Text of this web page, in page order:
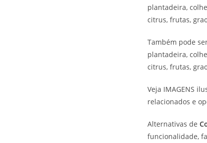
plantadeira,
citrus, frutas,
Também pode
plantadeira,
citrus, frutas,
Veja IMAGENS
relacionados e
Alternativas de
funcionalidade,